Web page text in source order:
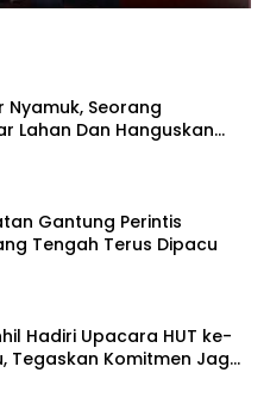
Seorang
Lahan Dan Hanguskan
Gantung Perintis
Tengah Terus Dipacu
Hadiri Upacara HUT ke-
Tegaskan Komitmen Jaga